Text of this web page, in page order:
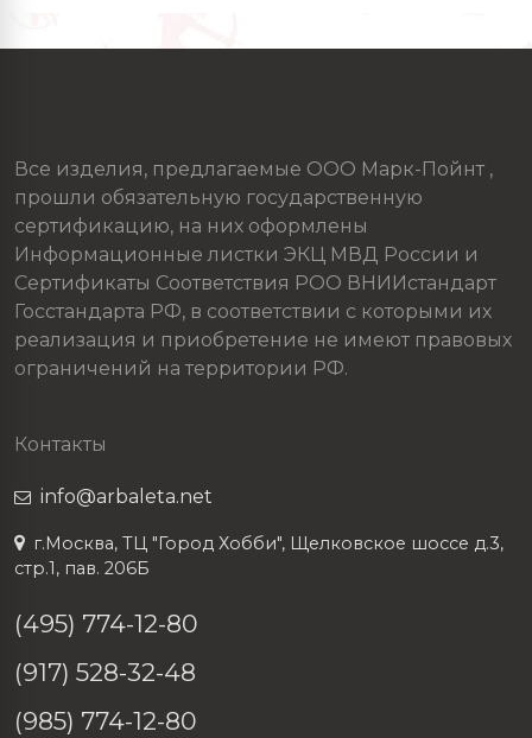
Все изделия, предлагаемые ООО Марк-Пойнт ,
прошли обязательную государственную
сертификацию, на них оформлены
Информационные листки ЭКЦ МВД России и
Сертификаты Соответствия РОО ВНИИстандарт
Госстандарта РФ, в соответствии с которыми их
реализация и приобретение не имеют правовых
ограничений на территории РФ.
Контакты
info@arbaleta.net
г.Москва, ТЦ "Город Хобби", Щелковское шоссе д.3,
стр.1, пав. 206Б
(495) 774-12-80
(917) 528-32-48
(985) 774-12-80